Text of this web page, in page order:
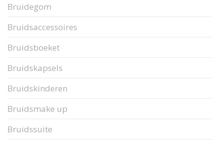
Bruidegom
Bruidsaccessoires
Bruidsboeket
Bruidskapsels
Bruidskinderen
Bruidsmake up
Bruidssuite